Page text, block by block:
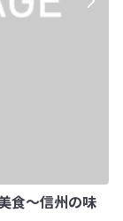
食～信州の味